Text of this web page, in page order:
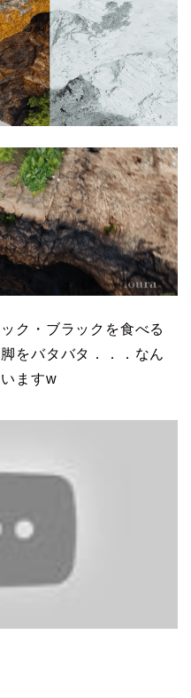
ク・ブラックを食べる
をバタバタ．．．なん
ますw